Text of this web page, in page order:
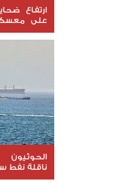
ارتفاع
على
والدفاع
ناقلة نفط